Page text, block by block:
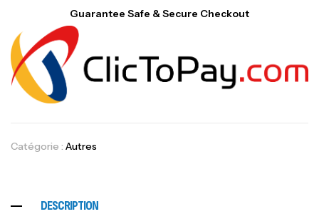
Guarantee Safe & Secure Checkout
Catégorie : Autres
DESCRIPTION